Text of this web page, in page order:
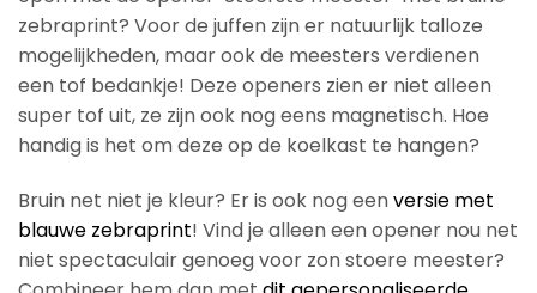
zebraprint? Voor de juffen zijn er natuurlijk talloze
mogelijkheden, maar ook de meesters verdienen
een tof bedankje! Deze openers zien er niet alleen
super tof uit, ze zijn ook nog eens magnetisch. Hoe
handig is het om deze op de koelkast te hangen?
Bruin net niet je kleur? Er is ook nog eenversie met
blauwe zebraprint! Vind je alleen een opener nou net
niet spectaculair genoeg voor zon stoere meester?